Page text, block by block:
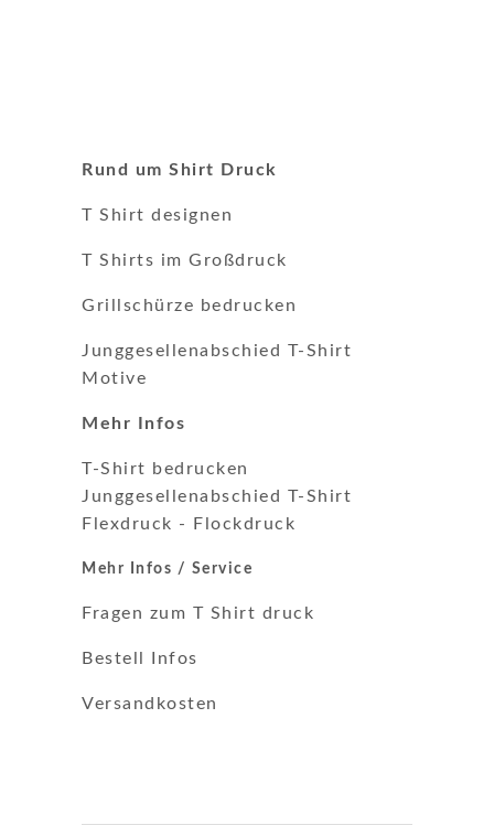
Rund um Shirt Druck
T Shirt designen
T Shirts im Großdruck
Grillschürze bedrucken
Junggesellenabschied T-Shirt
Motive
Mehr Infos
T-Shirt bedrucken
Junggesellenabschied T-Shirt
Flexdruck - Flockdruck
Mehr Infos / Service
Fragen zum T Shirt druck
Bestell Infos
Versandkosten